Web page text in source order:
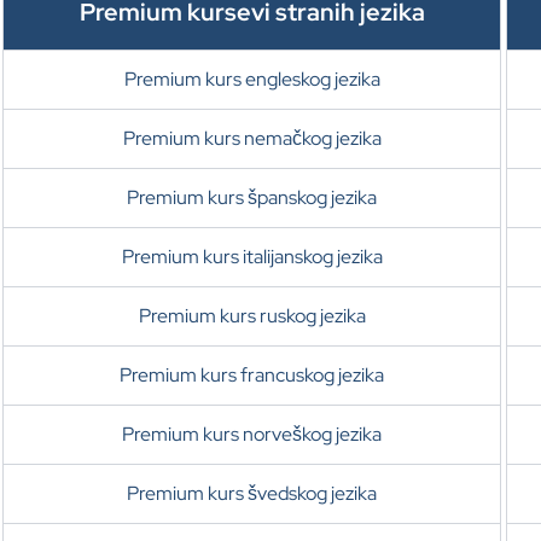
Premium kursevi stranih jezika
Premium kurs engleskog jezika
Premium kurs nemačkog jezika
Premium kurs španskog jezika
Premium kurs italijanskog jezika
Premium kurs ruskog jezika
Premium kurs francuskog jezika
Premium kurs norveškog jezika
Premium kurs švedskog jezika